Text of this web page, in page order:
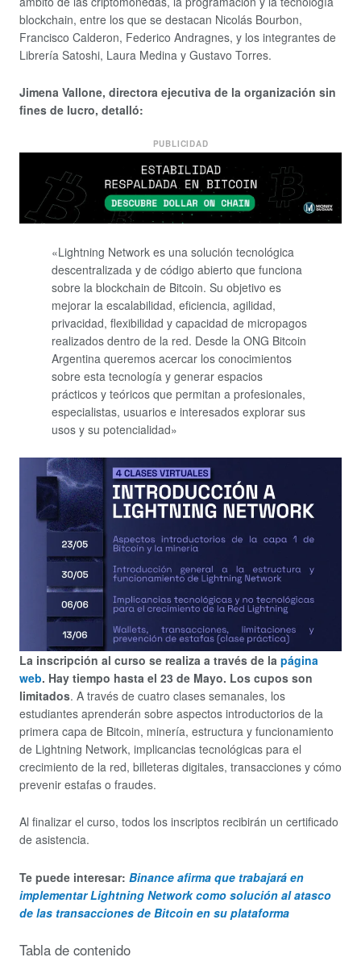
blockchain, entre los que se destacan Nicolás Bourbon,
Francisco Calderon, Federico Andragnes, y los integrantes de
Librería Satoshi, Laura Medina y Gustavo Torres.
Jimena Vallone, directora ejecutiva de la organización sin
fines de lucro, detalló:
PUBLICIDAD
«Lightning Network es una solución tecnológica
descentralizada y de código abierto que funciona
sobre la blockchain de Bitcoin. Su objetivo es
mejorar la escalabilidad, eficiencia, agilidad,
privacidad, flexibilidad y capacidad de micropagos
realizados dentro de la red. Desde la ONG Bitcoin
Argentina queremos acercar los conocimientos
sobre esta tecnología y generar espacios
prácticos y teóricos que permitan a profesionales,
especialistas, usuarios e interesados explorar sus
usos y su potencialidad»
La inscripción al curso se realiza a través de la página
web. Hay tiempo hasta el 23 de Mayo. Los cupos son
limitados. A través de cuatro clases semanales, los
estudiantes aprenderán sobre aspectos introductorios de la
primera capa de Bitcoin, minería, estructura y funcionamiento
de Lightning Network, implicancias tecnológicas para el
crecimiento de la red, billeteras digitales, transacciones y cómo
prevenir estafas o fraudes.
Al finalizar el curso, todos los inscriptos recibirán un certificado
de asistencia.
Te puede interesar: Binance afirma que trabajará en
implementar Lightning Network como solución al atasco
de las transacciones de Bitcoin en su plataforma
Tabla de contenido